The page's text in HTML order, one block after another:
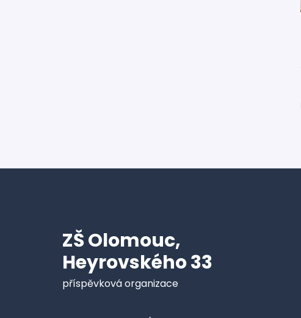
ZŠ Olomouc,
Heyrovského 33
příspěvková organizace